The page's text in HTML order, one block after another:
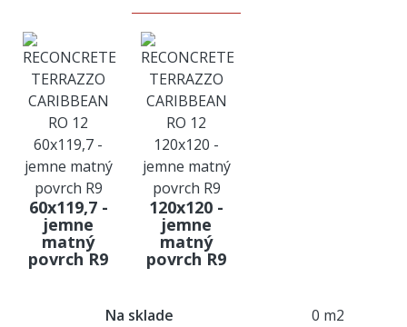
60x119,7 -
jemne
matný
povrch R9
120x120 -
jemne
matný
povrch R9
Na sklade 0 m2